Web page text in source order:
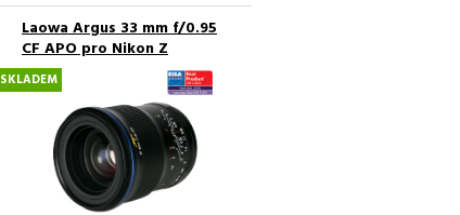
Laowa Argus 33 mm f/0.95
CF APO pro Nikon Z
SKLADEM